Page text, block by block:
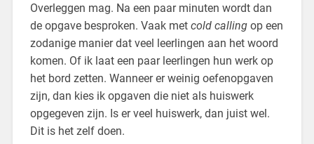
Overleggen mag. Na een paar minuten wordt dan
de opgave besproken. Vaak met cold callingop een
zodanige manier dat veel leerlingen aan het woord
komen. Of ik laat een paar leerlingen hun werk op
het bord zetten. Wanneer er weinig oefenopgaven
zijn, dan kies ik opgaven die niet als huiswerk
opgegeven zijn. Is er veel huiswerk, dan juist wel.
Dit is het zelf doen.